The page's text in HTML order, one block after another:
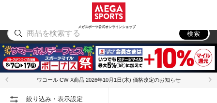
メガスポーツ公式オンラインショップ
アウトドア
検索
ワコール CW-X商品 2026年10月1日(木) 価格改定のお知らせ
絞り込み・表示設定